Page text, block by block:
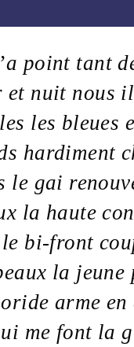
’a point tant
et nuit nous
les bleues
hardiment
le gai
la haute
le bi-front
la jeune
arme en
me font la